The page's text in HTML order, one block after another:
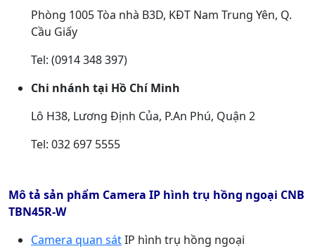
Phòng 1005 Tòa nhà B3D, KĐT Nam Trung Yên, Q.
Cầu Giấy
Tel: (0914 348 397)
Chi nhánh tại Hồ Chí Minh
Lô H38, Lương Định Của, P.An Phú, Quận 2
Tel: 032 697 5555
Mô tả sản phẩm Camera IP hình trụ hồng ngoại CNB
TBN45R-W
Camera quan sátIP hình trụ hồng ngoại